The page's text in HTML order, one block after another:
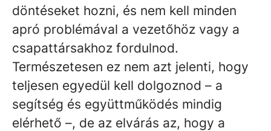
döntéseket hozni, és nem kell minden
apró problémával a vezetőhöz vagy a
csapattársakhoz fordulnod.
Természetesen ez nem azt jelenti, hogy
teljesen egyedül kell dolgoznod – a
segítség és együttműködés mindig
elérhető –, de az elvárás az, hogy a